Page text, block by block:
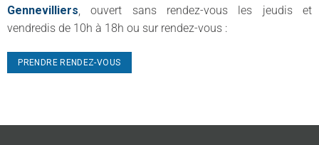
Gennevilliers, ouvert sans rendez-vous les jeudis et
vendredis de 10h à 18h ou sur rendez-vous :
PRENDRE RENDEZ-VOUS